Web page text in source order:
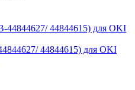
44844615) для OKI